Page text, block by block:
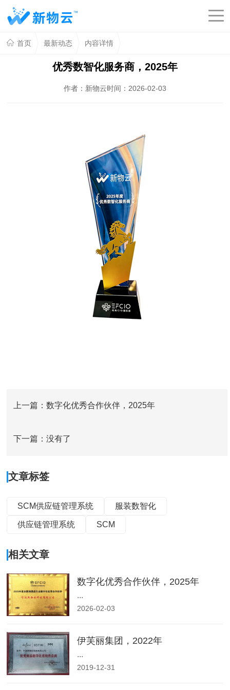
首页 最新动态 内容详情
优秀数智化服务商，2025年
作者：新物云时间：2026-02-03
上一篇：数字化优秀合作伙伴，2025年
下一篇：没有了
文章标签
SCM供应链管理系统 服装数智化
供应链管理系统 SCM
相关文章
数字化优秀合作伙伴，2025年
...
2026-02-03
伊芙丽集团，2022年
...
2019-12-31